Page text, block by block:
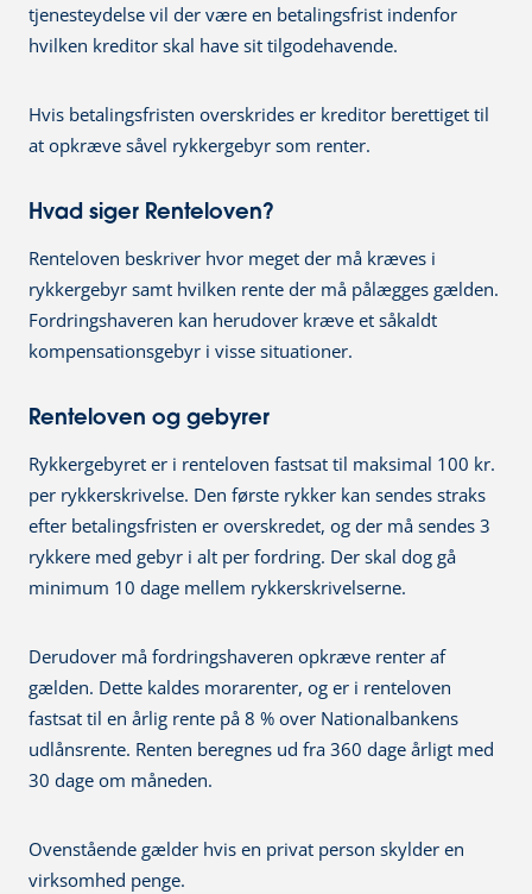
tjenesteydelse vil der være en betalingsfrist indenfor
hvilken kreditor skal have sit tilgodehavende.
Hvis betalingsfristen overskrides er kreditor berettiget til
at opkræve såvel rykkergebyr som renter.
Hvad siger Renteloven?
Renteloven beskriver hvor meget der må kræves i
rykkergebyr samt hvilken rente der må pålægges gælden.
Fordringshaveren kan herudover kræve et såkaldt
kompensationsgebyr i visse situationer.
Renteloven og gebyrer
Rykkergebyret er i renteloven fastsat til maksimal 100 kr.
per rykkerskrivelse. Den første rykker kan sendes straks
efter betalingsfristen er overskredet, og der må sendes 3
rykkere med gebyr i alt per fordring. Der skal dog gå
minimum 10 dage mellem rykkerskrivelserne.
Derudover må fordringshaveren opkræve renter af
gælden. Dette kaldes morarenter, og er i renteloven
fastsat til en årlig rente på 8 % over Nationalbankens
udlånsrente. Renten beregnes ud fra 360 dage årligt med
30 dage om måneden.
Ovenstående gælder hvis en privat person skylder en
virksomhed penge.